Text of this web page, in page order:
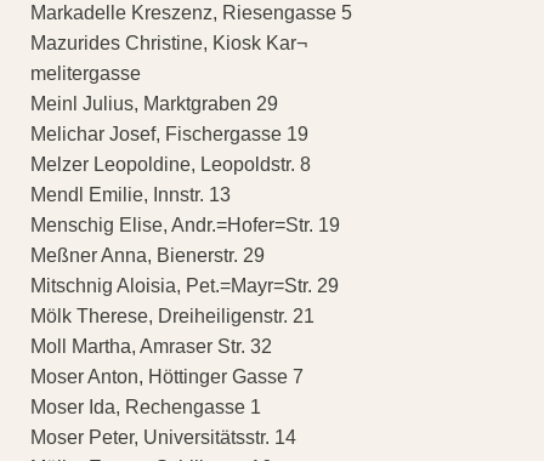
Markadelle Kreszenz, Riesengasse 5
Mazurides Christine, Kiosk Kar¬
melitergasse
Meinl Julius, Marktgraben 29
Melichar Josef, Fischergasse 19
Melzer Leopoldine, Leopoldstr. 8
Mendl Emilie, Innstr. 13
Menschig Elise, Andr.=Hofer=Str. 19
Meßner Anna, Bienerstr. 29
Mitschnig Aloisia, Pet.=Mayr=Str. 29
Mölk Therese, Dreiheiligenstr. 21
Moll Martha, Amraser Str. 32
Moser Anton, Höttinger Gasse 7
Moser Ida, Rechengasse 1
Moser Peter, Universitätsstr. 14